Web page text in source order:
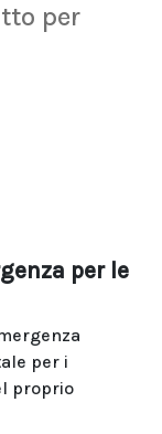
per
per le
per i
proprio